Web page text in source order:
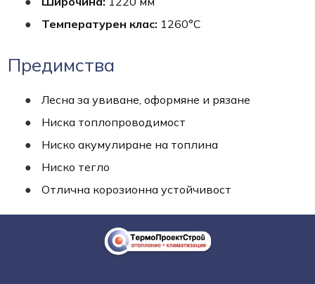
Температурен клас: 1260°C
Предимства
Лесна за увиване, оформяне и рязане
Ниска топлопроводимост
Ниско акумулиране на топлина
Ниско тегло
Отлична корозионна устойчивост